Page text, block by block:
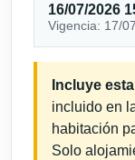
16/07/2026
Vigencia: 17/
Incluye
incluido en
habitación
Solo